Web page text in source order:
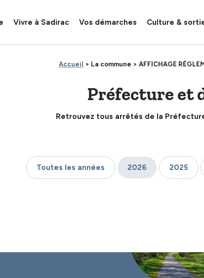
Vivre à Sadirac Vos démarches Culture &
Accueil > La commune > AFFICHAGE
Préfecture et
Retrouvez tous arrêtés de la
Toutes les années 2026 2025